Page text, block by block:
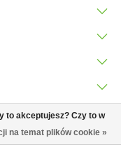
to akceptujesz? Czy to w
na temat plików cookie »